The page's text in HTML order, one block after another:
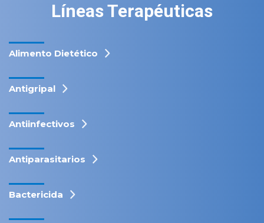
Líneas Terapéuticas
Alimento Dietético
Antigripal
Antiinfectivos
Antiparasitarios
Bactericida